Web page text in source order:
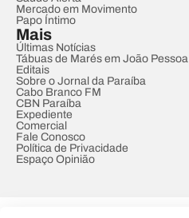
Mercado em Movimento
Papo Íntimo
Mais
Últimas Notícias
Tábuas de Marés em João Pessoa
Editais
Sobre o Jornal da Paraíba
Cabo Branco FM
CBN Paraíba
Expediente
Comercial
Fale Conosco
Política de Privacidade
Espaço Opinião